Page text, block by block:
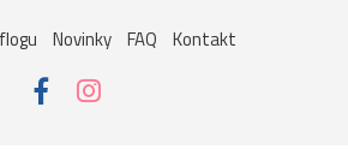
Novinky FAQ Kontakt